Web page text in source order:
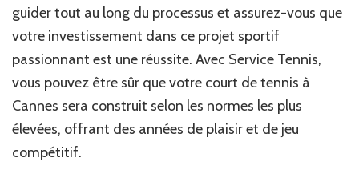
guider tout au long du processus et assurez-vous que
votre investissement dans ce projet sportif
passionnant est une réussite. Avec Service Tennis,
vous pouvez être sûr que votre court de tennis à
Cannes sera construit selon les normes les plus
élevées, offrant des années de plaisir et de jeu
compétitif.